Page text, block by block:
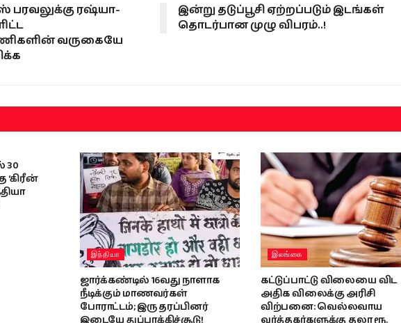
பரவலுக்கு ரஷ்யா-
வருகையே
இன்று தடுப்பூசி ஏற்றப்படும் இடங்கள்
தொடர்பான முழு விபரம்..!
30
இந்தியா
ஜார்க்கண்டில் 16வது நாளாக
நீடிக்கும் மாணவர்கள்
போராட்டம்; இரு தரப்பினர்
இலங்கை
கட்டுப்பாட்டு விலையை விட
அதிக விலைக்கு அரிசி
விற்பனை: வெல்லவாய